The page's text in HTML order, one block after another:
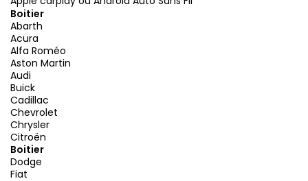
Boitier
Abarth
Acura
Alfa Roméo
Aston Martin
Audi
Buick
Cadillac
Chevrolet
Chrysler
Citroën
Boitier
Dodge
Fiat